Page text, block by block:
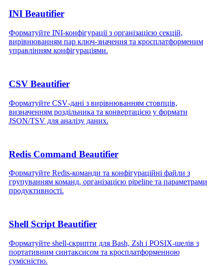
INI Beautifier
Форматуйте INI‑конфігурації з організацією секцій,
вирівнюванням пар ключ‑значення та кросплатформеним
управлінням конфігураціями.
CSV Beautifier
Форматуйте CSV‑дані з вирівнюванням стовпців,
визначенням роздільника та конвертацією у формати
JSON/TSV для аналізу даних.
Redis Command Beautifier
Форматуйте Redis‑команди та конфігураційні файли з
групуванням команд, організацією pipeline та параметрами
продуктивності.
Shell Script Beautifier
Форматуйте shell‑скрипти для Bash, Zsh і POSIX‑шелів з
портативним синтаксисом та кросплатформенною
сумісністю.